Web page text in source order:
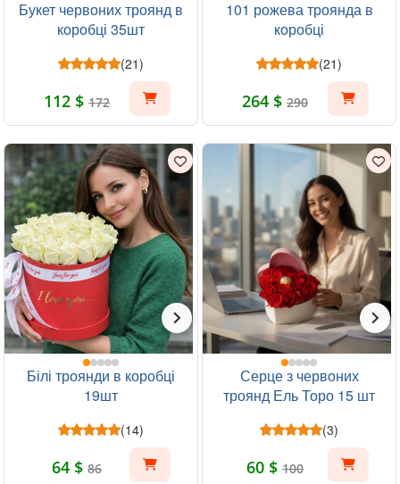
Букет червоних троянд в
коробці 35шт
(21)
112 $ 172
101 рожева троянда в
коробці
(21)
264 $ 290
Білі троянди в коробці
19шт
(14)
64 $ 86
Серце з червоних
троянд Ель Торо 15 шт
(3)
60 $ 100